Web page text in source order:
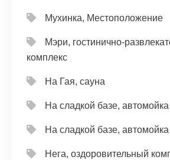
Мухинка, Местоположение
Мэри, гостинично-
комплекс
На Гая, сауна
На сладкой базе, автомойка
На сладкой базе, автомойка
Нега, оздоровительный